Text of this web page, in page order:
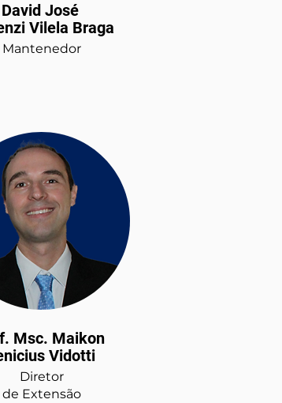
David José
Vilela Braga
Mantenedor
Msc. Maikon
Vidotti
Diretor
de Extensão